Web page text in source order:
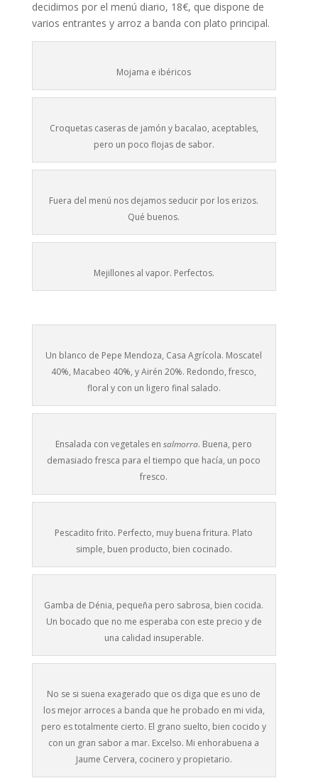
decidimos por el menú diario, 18€, que dispone de
varios entrantes y arroz a banda con plato principal.
Mojama e ibéricos
Croquetas caseras de jamón y bacalao, aceptables,
pero un poco flojas de sabor.
Fuera del menú nos dejamos seducir por los erizos.
Qué buenos.
Mejillones al vapor. Perfectos.
Un blanco de Pepe Mendoza, Casa Agrícola. Moscatel
40%, Macabeo 40%, y Airén 20%. Redondo, fresco,
floral y con un ligero final salado.
Ensalada con vegetales ensalmorra. Buena, pero
demasiado fresca para el tiempo que hacía, un poco
fresco.
Pescadito frito. Perfecto, muy buena fritura. Plato
simple, buen producto, bien cocinado.
Gamba de Dénia, pequeña pero sabrosa, bien cocida.
Un bocado que no me esperaba con este precio y de
una calidad insuperable.
No se si suena exagerado que os diga que es uno de
los mejor arroces a banda que he probado en mi vida,
pero es totalmente cierto. El grano suelto, bien cocido y
con un gran sabor a mar. Excelso. Mi enhorabuena a
Jaume Cervera, cocinero y propietario.